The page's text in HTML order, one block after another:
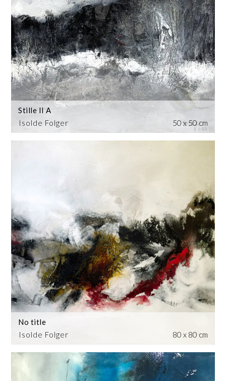
Isolde Folger
Stille II A
50 x 50 cm
Isolde Folger
No title
80 x 80 cm